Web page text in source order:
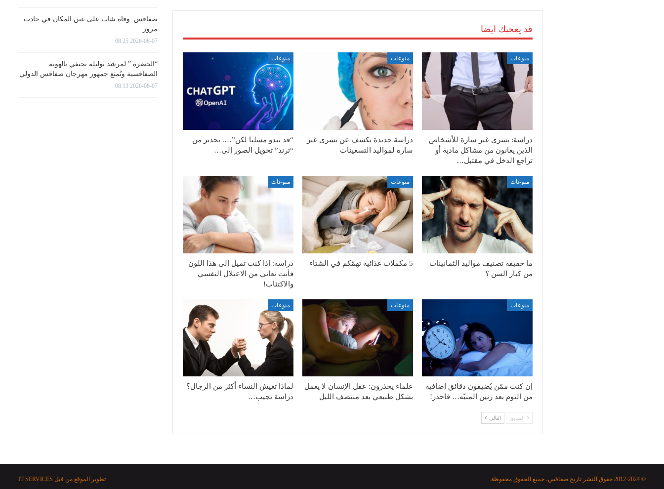
قد يعجبك ايضا
منوعات
دراسة: بشرى غير سارة للأشخاص
الذين يعانون من مشاكل مادية أو
تراجع الدخل في مقتبل…
منوعات
دراسة جديدة تكشف عن بشرى غير
سارة لمواليد التسعينات
منوعات
“قد يبدو مسليا لكن”…. تحذير من
“ترند” تحويل الصور إلى…
منوعات
ما حقيقة تصنيف مواليد الثمانينات
من كبار السن ؟
منوعات
5 مكملات غذائية تهمّكم في الشتاء
منوعات
دراسة: إذا كنت تميل إلى هذا اللون
فأنت تعاني من الاعتلال النفسي
والاكتئاب!
منوعات
إن كنت ممّن يُضيفون دقائق إضافية
من النوم بعد رنين المنبّه… فاحذر!
منوعات
علماء يحذرون: عقل الإنسان لا يعمل
بشكل طبيعي بعد منتصف الليل
منوعات
لماذا تعيش النساء أكثر من الرجال؟
دراسة تجيب…
السابق التالي
صفاقس: وفاة شاب على عين المكان في حادث
مرور
2026-08-07 08:25
“الحضرة ” لمرشد بوليلة تحتفي بالهوية
الصفاقسية وتُمتع جمهور مهرجان صفاقس الدولي
2026-08-07 08:13
© 2012-2024 حقوق النشر تاريخ صفاقس، جميع الحقوق محفوظة. تطوير الموقع من قبل IT SERVICES